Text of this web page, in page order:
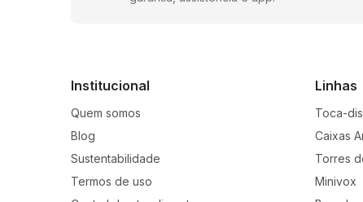
Institucional
Quem somos
Blog
Sustentabilidade
Termos de uso
Linhas
Toca-
Caixas
Torres
Minivox